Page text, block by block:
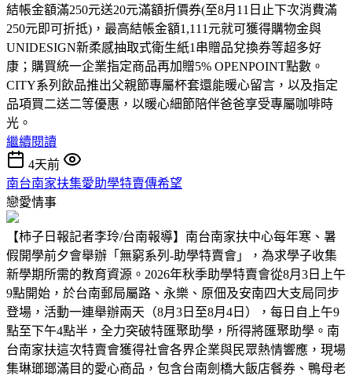
結帳金額滿250元送20元滿額折價券(至8月11日止下次消費滿
250元即可折抵)，最高結帳金額1,111元就可獲得購物金與
UNIDESIGN新柔感抽取式衛生紙1串贈品兌換券等超多好
康；購買統一企業指定商品再加贈5% OPENPOINT點數。
CITY系列飲品推出父親節專屬杯套還能暖心留言，以及指定
品項買二送二等優惠，以暖心細節陪伴爸爸享受專屬咖啡時
光。
繼續閱讀
4天前
南台南家扶集愛助學特賣傳希望
戀愛情事
【柿子日報記者李玲/台南報導】南台南家扶中心每年寒、暑
假開學前夕會舉辦「無窮系列-助學特賣會」，為求學子收集
新學期所需的教育資源。2026年秋季助學特賣會從8月3日上午
9點開始，於台南郵局屬路、永樂、原佃及安南四大支局同步
登場，活動一連舉辦兩天（8月3日至8月4日），每日自上午9
點至下午4點半，全力突破特匯聚助學，所得將匯聚助學。南
台南家扶這次特賣會獲得社會各界企業與民眾熱情響應，現場
集琳瑯瑯滿目的愛心商品，包含台南劍橋大飯店餐券、鴨母老